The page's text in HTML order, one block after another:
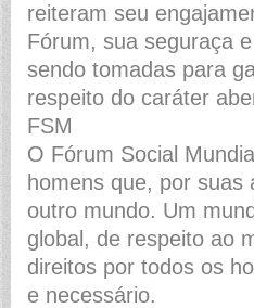
reiteram seu
Fórum, sua seguraça
sendo tomadas para
respeito do caráter
FSM
O Fórum Social
homens que, por
outro mundo. Um
global, de respeito ao
direitos por todos os
e necessário.